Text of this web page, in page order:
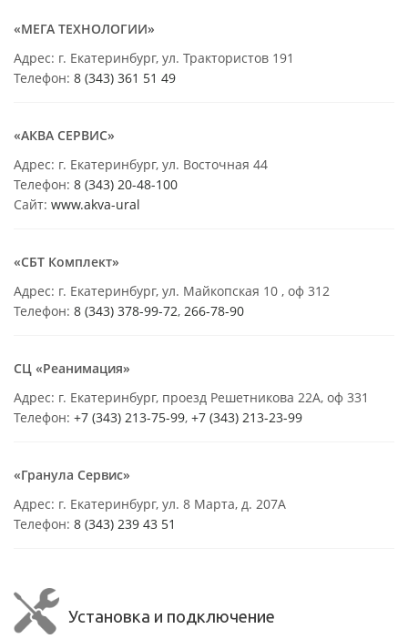
«МЕГА ТЕХНОЛОГИИ»
Адрес: г. Екатеринбург, ул. Трактористов 191
Телефон: 8 (343) 361 51 49
«АКВА СЕРВИС»
Адрес: г. Екатеринбург, ул. Восточная 44
Телефон: 8 (343) 20-48-100
Сайт: www.akva-ural
«СБТ Комплект»
Адрес: г. Екатеринбург, ул. Майкопская 10 , оф 312
Телефон: 8 (343) 378-99-72, 266-78-90
СЦ «Реанимация»
Адрес: г. Екатеринбург, проезд Решетникова 22А, оф 331
Телефон: +7 (343) 213-75-99, +7 (343) 213-23-99
«Гранула Сервис»
Адрес: г. Екатеринбург, ул. 8 Марта, д. 207А
Телефон: 8 (343) 239 43 51
Установка и подключение